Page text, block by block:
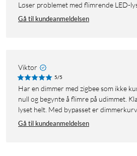
Løser problemet med flimrende LED-
Gå til kundeanmeldelsen
Viktor
5/5
Har en dimmer med zigbee som ikke kunne dempe lysene til
null og begynte å flimre på udimmet.
lyset helt. Med bypasset er
Gå til kundeanmeldelsen